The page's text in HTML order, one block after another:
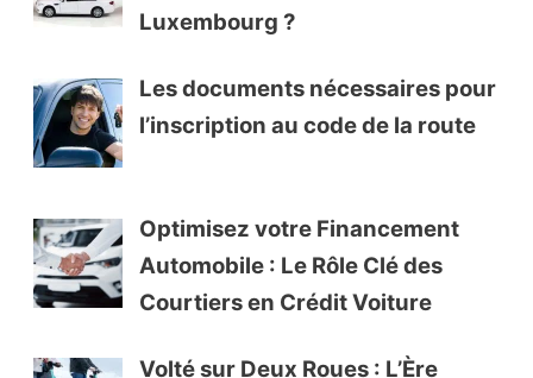
Luxembourg ?
Les documents nécessaires pour
l’inscription au code de la route
Optimisez votre Financement
Automobile : Le Rôle Clé des
Courtiers en Crédit Voiture
Volté sur Deux Roues : L’Ère